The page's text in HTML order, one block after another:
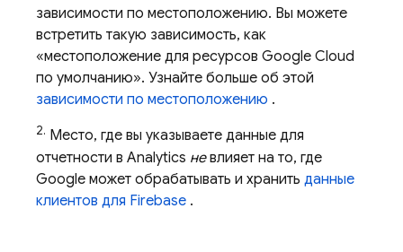
зависимости по местоположению. Вы можете
встретить такую ​​зависимость, как
«местоположение для ресурсов Google Cloud
по умолчанию». Узнайте больше об этой
зависимости по местоположению .
2. Место, где вы указываете данные для
отчетности в Analytics невлияет на то, где
Google может обрабатывать и хранить данные
клиентов для Firebase .